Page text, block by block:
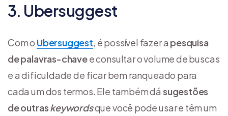
3. Ubersuggest
Com o Ubersuggest , é possível fazer a pesquisa
de palavras-chavee consultar o volume de buscas
e a dificuldade de ficar bem ranqueado para
cada um dos termos. Ele também dá sugestões
de outraskeywordsque você pode usar e têm um